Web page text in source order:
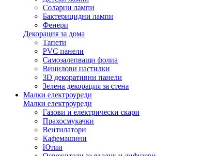
Соларни лампи
Бактерицидни лампи
Фенери
Декорация за дома
Тапети
PVC панели
Самозалепващи фолиа
Винилови настилки
3D декоративни панели
Зелена декорация за стена
Малки електроуреди
Малки електроуреди
Газови и електрически скари
Прахосмукачки
Вентилатори
Кафемашини
Ютии